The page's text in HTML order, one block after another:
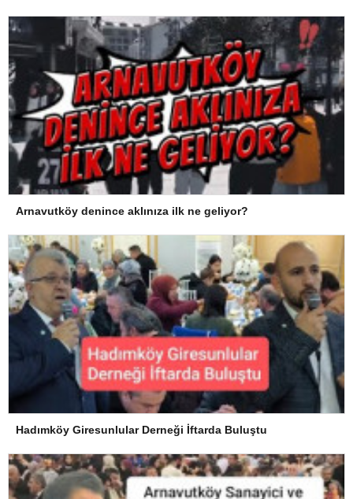
Arnavutköy denince aklınıza ilk ne geliyor?
Hadımköy Giresunlular Derneği İftarda Buluştu